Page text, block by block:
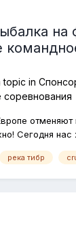
на
topic in
соревнования
отменяют
Сегодня
не
река тибр